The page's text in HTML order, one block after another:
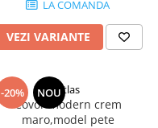
LA COMANDA
VEZI VARIANTE
-20% NOUAtlas
Covor modern crem
maro,model pete